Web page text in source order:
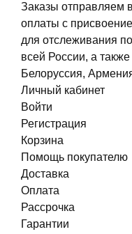
Заказы отправляем
оплаты с
для отслеживания
всей России, а
Белоруссия,
Личный кабинет
Войти
Регистрация
Корзина
Помощь покупателю
Доставка
Оплата
Рассрочка
Гарантии